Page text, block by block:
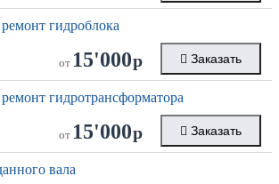
гидроблока
от 15'000р Заказать
гидротрансформатора
от 15'000р Заказать
вала